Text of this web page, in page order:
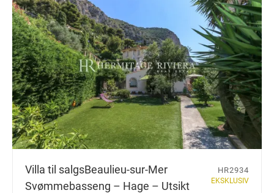
Villa til salgsBeaulieu-sur-Mer
Svømmebasseng – Hage – Utsikt
HR2934
EKSKLUSIV